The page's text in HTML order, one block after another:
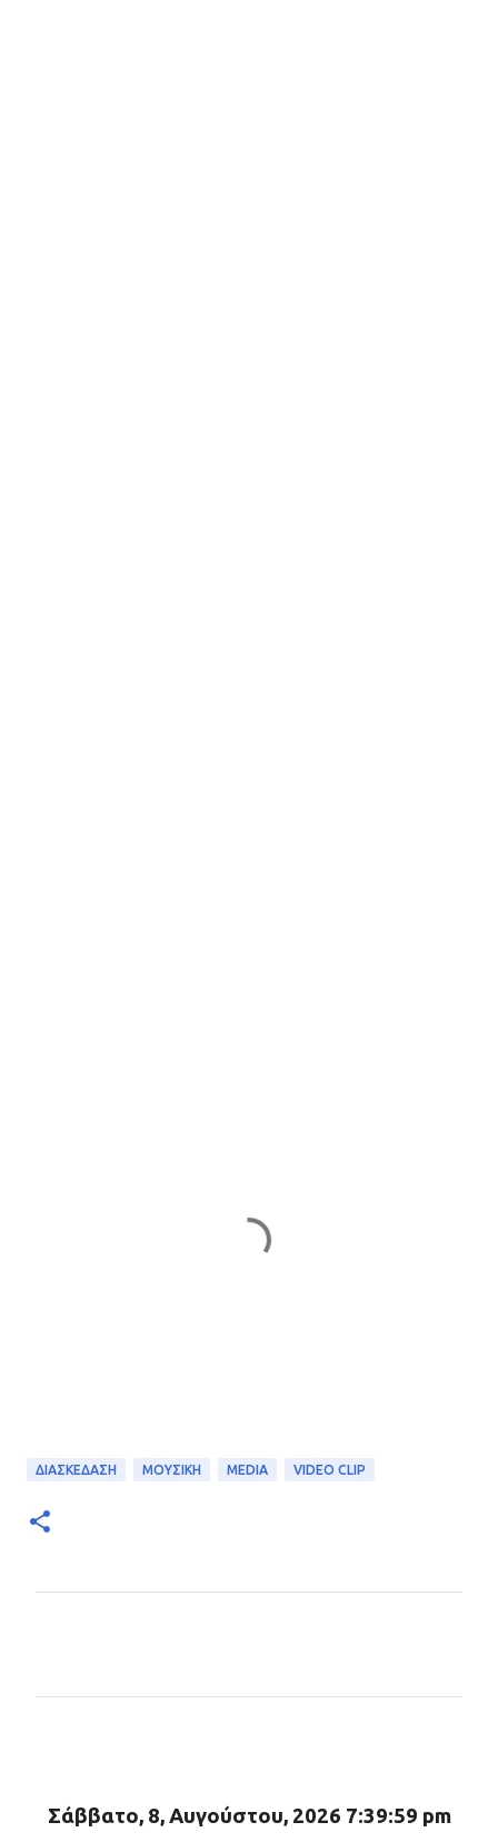
ΔΙΑΣΚΕΔΑΣΗ ΜΟΥΣΙΚΗ MEDIA VIDEO CLIP
Σάββατο, 8, Αυγούστου, 2026 7:40:01 pm